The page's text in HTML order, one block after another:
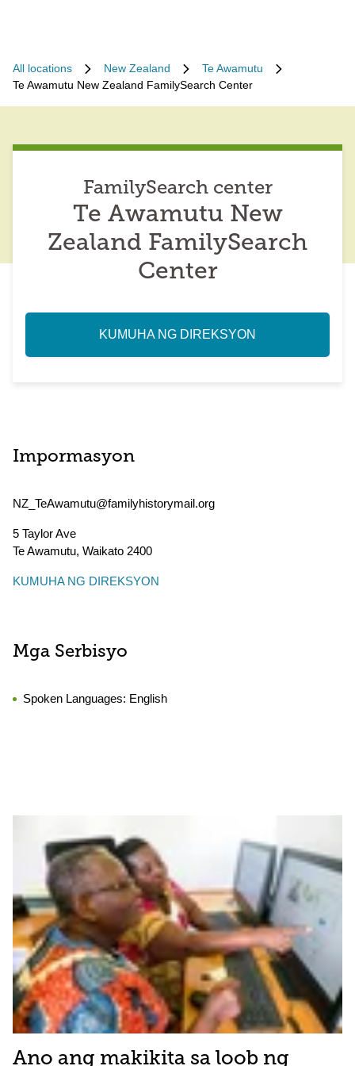
All locations New Zealand
Te Awamutu
Te Awamutu New Zealand FamilySearch Center
FamilySearch center
Te Awamutu New
Zealand FamilySearch
Center
KUMUHA NG DIREKSYON
Impormasyon
NZ_TeAwamutu@familyhistorymail.org
5 Taylor Ave
Te Awamutu, Waikato 2400
KUMUHA NG DIREKSYON
Mga Serbisyo
Spoken Languages: English
Ano ang makikita sa loob ng